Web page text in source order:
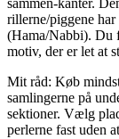
sammen-kanter.
rillerne/piggene
(Hama/Nabbi). Du
motiv, der er let at
Mit råd: Køb
samlingerne på
sektioner. Vælg
perlerne fast uden